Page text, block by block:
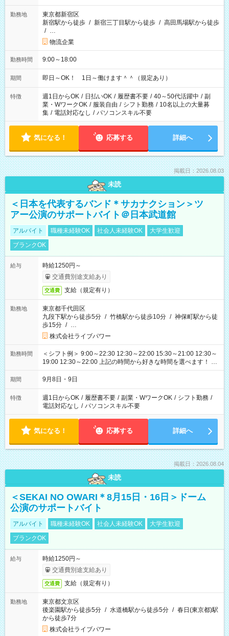
勤務地
東京都新宿区
新宿駅から徒歩 / 新宿三丁目駅から徒歩 / 高田馬場駅から徒歩
/ …
物流企業
勤務時間 9:00～18:00
期間 即日～OK！ 1日～働けます＾＾（規定あり）
特徴 週1日からOK / 日払いOK / 履歴書不要 / 40～50代活躍中 / 副
業・WワークOK / 服装自由 / シフト勤務 / 10名以上の大量募
集 / 電話対応なし / パソコンスキル不要
気になる！ 応募する 詳細へ
掲載日：2026.08.03
未読
＜日本を代表するバンド＊サカナクション＞ツ
アー公演のサポートバイト＠日本武道館
アルバイト 職種未経験OK 社会人未経験OK
大学生歓迎
ブランクOK
給与
時給1250円～
交通費別途支給あり
交通費 支給（規定有り）
勤務地
東京都千代田区
九段下駅から徒歩5分 / 竹橋駅から徒歩10分 / 神保町駅から徒
歩15分 / …
株式会社ライブパワー
勤務時間
＜シフト例＞ 9:00～22:30 12:30～22:00 15:30～21:00 12:30～
19:00 12:30～22:00 上記の時間から好きな時間を選べます！ ※
時間は変更となる可能性があります
期間 9月8日・9日
特徴 週1日からOK / 履歴書不要 / 副業・WワークOK / シフト勤務 /
電話対応なし / パソコンスキル不要
気になる！ 応募する 詳細へ
掲載日：2026.08.04
未読
＜SEKAI NO OWARI＊8月15日・16日＞ドーム
公演のサポートバイト
アルバイト 職種未経験OK 社会人未経験OK
大学生歓迎
ブランクOK
給与
時給1250円～
交通費別途支給あり
交通費 支給（規定有り）
勤務地
東京都文京区
後楽園駅から徒歩5分 / 水道橋駅から徒歩5分 / 春日(東京都)駅
から徒歩7分
株式会社ライブパワー